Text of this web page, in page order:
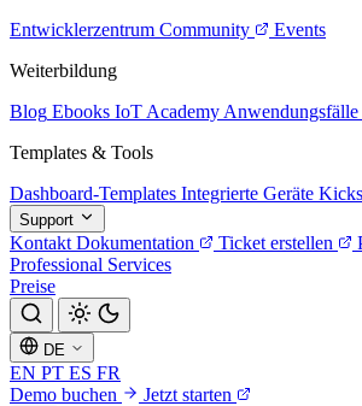
Entwicklerzentrum Community
Events
Weiterbildung
Blog Ebooks IoT Academy Anwendungsfälle
Templates & Tools
Dashboard-Templates Integrierte Geräte
Support
Kontakt Dokumentation Ticket erstellen
Professional Services
Preise
DE
EN PT ES FR
Demo buchen
Jetzt starten